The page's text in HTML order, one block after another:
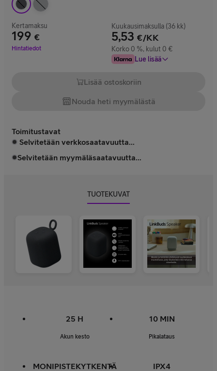
Kertamaksu
199 €
Hinta 199 €
Hintatiedot
Kuukausimaksulla (36 kk)
5,53 €/KK
Korko 0 %, kulut 0 €
Lue lisää
Lisää ostoskoriin
Nouda heti myymälästä
Toimitustavat
Selvitetään verkkosaatavuutta...
Selvitetään myymäläsaatavuutta...
TUOTEKUVAT
25 H
Akun kesto
10 MIN
Pikalataus
MONIPISTEKYTKENTÄ IPX4